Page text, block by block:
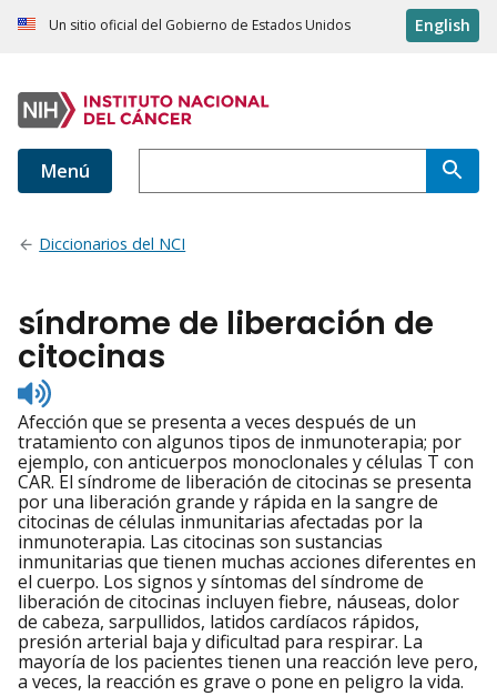
Un sitio oficial del Gobierno de Estados Unidos English
Menú
Diccionarios del NCI
síndrome de liberación de
citocinas
Listen
to
pronunciation
Afección que se presenta a veces después de un
tratamiento con algunos tipos de inmunoterapia; por
ejemplo, con anticuerpos monoclonales y células T con
CAR. El síndrome de liberación de citocinas se presenta
por una liberación grande y rápida en la sangre de
citocinas de células inmunitarias afectadas por la
inmunoterapia. Las citocinas son sustancias
inmunitarias que tienen muchas acciones diferentes en
el cuerpo. Los signos y síntomas del síndrome de
liberación de citocinas incluyen fiebre, náuseas, dolor
de cabeza, sarpullidos, latidos cardíacos rápidos,
presión arterial baja y dificultad para respirar. La
mayoría de los pacientes tienen una reacción leve pero,
a veces, la reacción es grave o pone en peligro la vida.